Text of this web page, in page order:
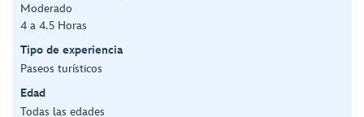
Moderado
4 a 4.5 Horas
Tipo de experiencia
Paseos turísticos
Edad
Todas las edades